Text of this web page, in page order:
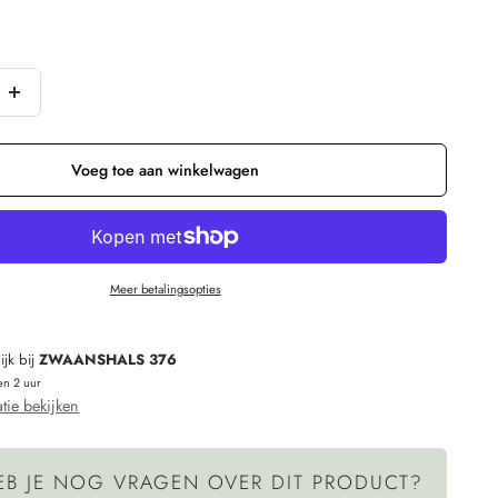
Verhoog
de
hoeveelheid
voor
Natur
100%
zijde
Voeg toe aan winkelwagen
Meer betalingsopties
bijZWAANSHALS 376
2 uur
bekijken
JE NOG VRAGEN OVER DIT PRODUCT?